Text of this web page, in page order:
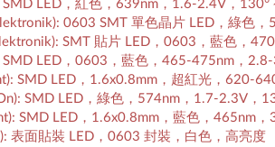
SMD LED，紅色，639nm，1.6-2.4V，130°
0603 SMT 單色晶片 LED，綠色，
SMT 貼片 LED，0603，藍色，
SMD LED，0603，藍色，465-475nm，
SMD LED，1.6x0.8mm，超紅光，620-
SMD LED，綠色，574nm，1.7-2.3V，
SMD LED，1.6x0.8mm，藍色，465nm，
表面貼裝 LED，0603 封裝，白色，高亮度